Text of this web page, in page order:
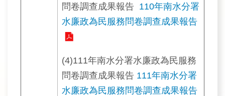
問卷調查成果報告 110年南水分署
水廉政為民服務問卷調查成果報告
(4)111年南水分署水廉政為民服務
問卷調查成果報告 111年南水分署
水廉政為民服務問卷調查成果報告